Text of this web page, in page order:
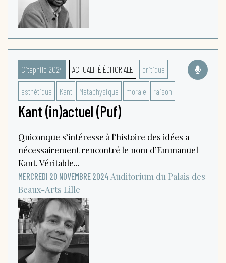
Citéphilo 2024 ACTUALITÉ ÉDITORIALE critique
esthétique Kant Métaphysique morale raison
Kant (in)actuel (Puf)
Quiconque s’intéresse à l’histoire des idées a
nécessairement rencontré le nom d’Emmanuel
Kant. Véritable...
MERCREDI 20 NOVEMBRE 2024 Auditorium du Palais des
Beaux-Arts Lille